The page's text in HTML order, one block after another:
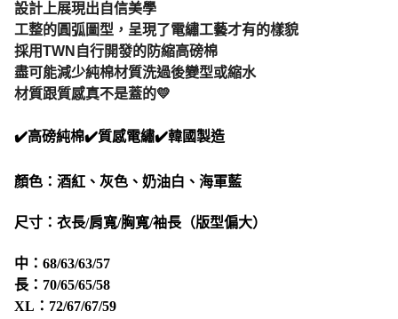
設計上展現出自信美學
工整的圓弧圖型，呈現了電繡工藝才有的樣貌
採用TWN自行開發的防縮高磅棉
盡可能減少純棉材質洗過後變型或縮水
材質跟質感真不是蓋的💛
✔️高磅純棉✔️質感電繡✔️韓國製造
顏色：酒紅、灰色、奶油白、海軍藍
尺寸：衣長/肩寬/胸寬/袖長（版型偏大）
中：68/63/63/57
長：70/65/65/58
XL：72/67/67/59